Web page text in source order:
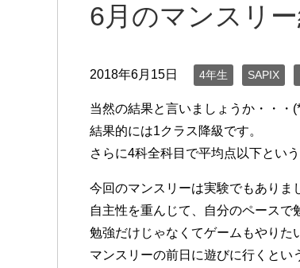
6月のマンスリ
2018年6月15日 4年生 SAPIX
当然の結果と言いましょうか・・・
結果的には1クラス降級です。
さらに4科全科目で平均点以下とい
今回のマンスリーは実験でもありま
自主性を重んじて、自分のペースで
勉強だけじゃなくてゲームもやりた
マンスリーの前日に遊びに行くとい